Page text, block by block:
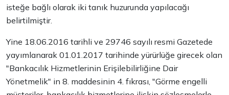
isteğe bağlı olarak iki tanık huzurunda yapılacağı
belirtilmiştir.
Yine 18.06.2016 tarihli ve 29746 sayılı resmi Gazetede
yayımlanarak 01.01.2017 tarihinde yürürlüğe girecek olan
"Bankacılık Hizmetlerinin Erişilebilirliğine Dair
Yönetmelik" in 8. maddesinin 4. fıkrası, "Görme engelli